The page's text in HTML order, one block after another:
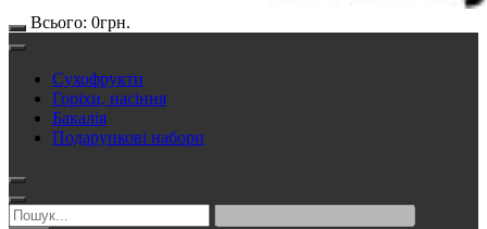
Всього: 0грн.
Сухофрукти
Горіхи, насіння
Бакалія
Подарункові набори